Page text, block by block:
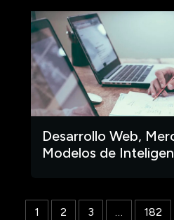
Desarrollo Web,
Modelos de
1 2 3 … 182